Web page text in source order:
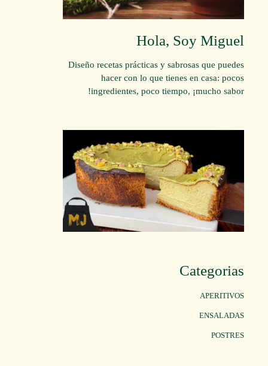
Hola, Soy Miguel
Diseño recetas prácticas y sabrosas que puedes
hacer con lo que tienes en casa: pocos
ingredientes, poco tiempo, ¡mucho sabor!
Categorias
APERITIVOS
ENSALADAS
POSTRES